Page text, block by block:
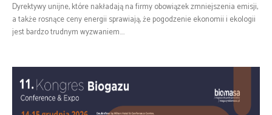
Dyrektywy unijne, które nakładają na firmy obowiązek zmniejszenia emisji,
a także rosnące ceny energii sprawiają, że pogodzenie ekonomii i ekologii
jest bardzo trudnym wyzwaniem....